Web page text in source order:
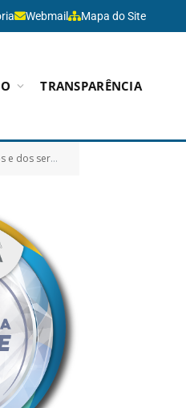
Webmail Mapa do Site
TRANSPARÊNCIA
providências)